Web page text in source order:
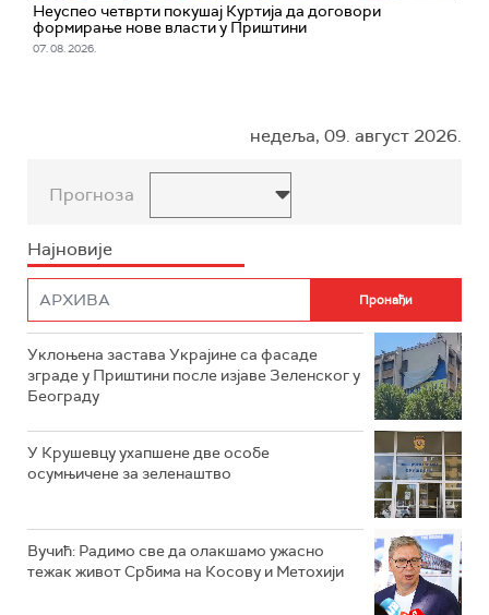
Неуспео четврти покушај Куртија да договори
формирање нове власти у Приштини
07. 08. 2026.
недеља, 09. август 2026.
Прогноза
Најновије
Уклоњена застава Украјине са фасаде
зграде у Приштини после изјаве Зеленског у
Београду
У Крушевцу ухапшене две особе
осумњичене за зеленаштво
Вучић: Радимо све да олакшамо ужасно
тежак живот Србима на Косову и Метохији